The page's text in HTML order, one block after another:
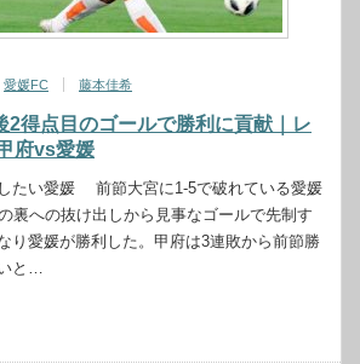
愛媛FC 藤本佳希
2得点目のゴールで勝利に貢献｜レ
府vs愛媛
たい愛媛 前節大宮に1-5で破れている愛媛
裏への抜け出しから見事なゴールで先制す
り愛媛が勝利した。甲府は3連敗から前節勝
と…